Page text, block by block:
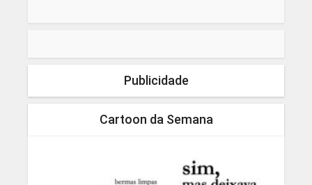
Publicidade
Cartoon da Semana